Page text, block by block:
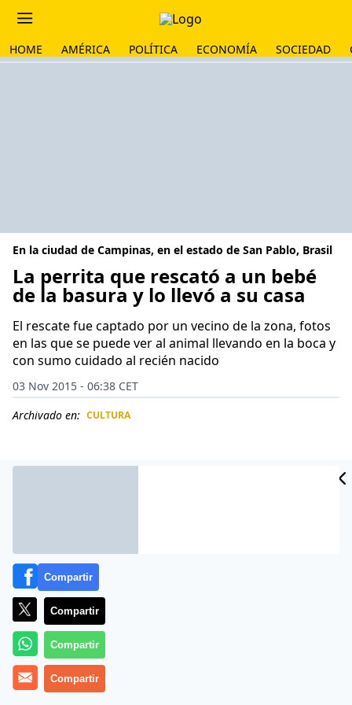
HOME AMÉRICA POLÍTICA ECONOMÍA SOCIEDAD
En la ciudad de Campinas, en el estado de San Pablo, Brasil
La perrita que rescató a un bebé
de la basura y lo llevó a su casa
El rescate fue captado por un vecino de la zona, fotos
en las que se puede ver al animal llevando en la boca y
con sumo cuidado al recién nacido
03 Nov 2015 - 06:38 CET
Archivado en: CULTURA
El insólito suceso, que pone una vez más de manifiesto
la bondad de los perros, tuvo como escenario a la
Compartir
Compartir
Compartir
Compartir